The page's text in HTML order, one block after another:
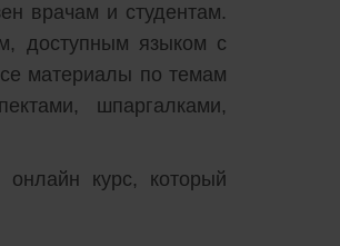
врачам и студентам.
доступным языком с
материалы по темам
шпаргалками,
курс, который